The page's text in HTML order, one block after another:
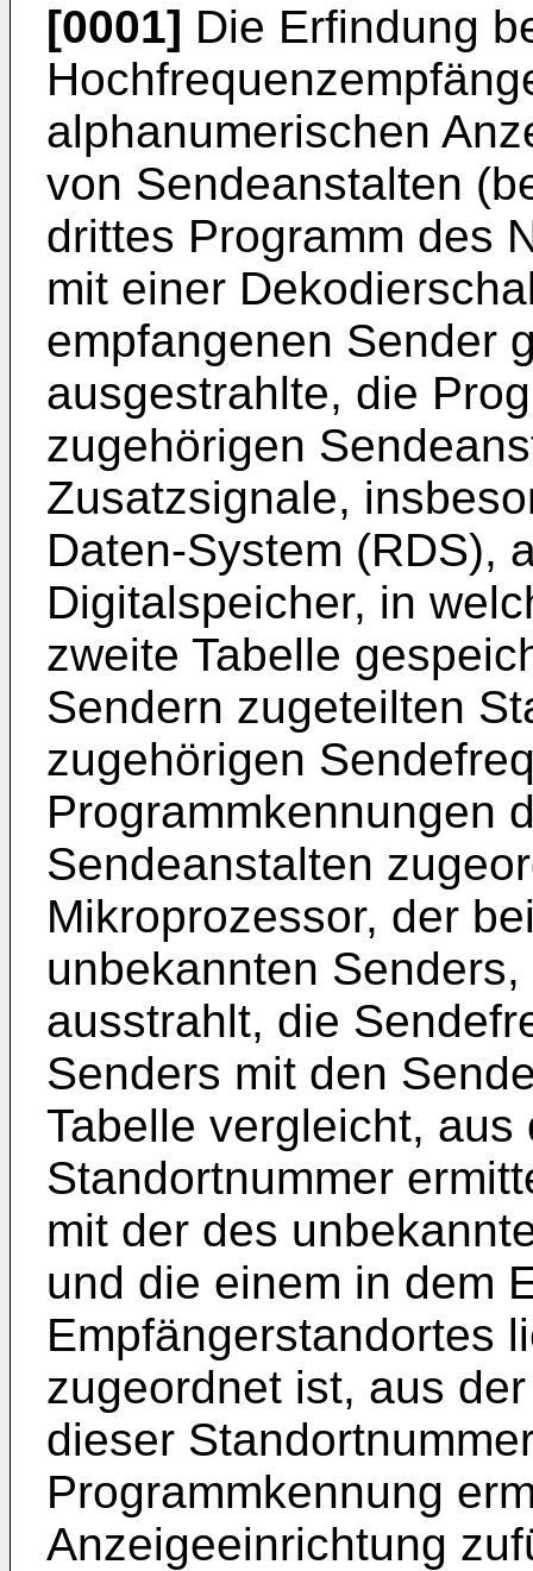
[0001] Die Erfindung
alphanumerischen
von Sendeanstalten
drittes Programm des
mit einer
empfangenen Sender
ausgestrahlte, die
zugehörigen
Zusatzsignale,
Daten-System (RDS),
Digitalspeicher, in
zweite Tabelle
Sendern zugeteilten
zugehörigen
Programmkennungen
Sendeanstalten
Mikroprozessor, der
unbekannten
ausstrahlt, die
Senders mit den
Tabelle vergleicht,
Standortnummer
mit der des
und die einem in dem
Empfängerstandortes
zugeordnet ist, aus
dieser
Programmkennung
Anzeigeeinrichtung